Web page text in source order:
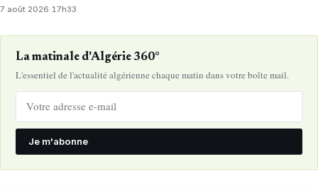
7 août 2026·17h33
La matinale d'Algérie 360°
L'essentiel de l'actualité algérienne chaque matin dans votre boîte mail.
Je m'abonne